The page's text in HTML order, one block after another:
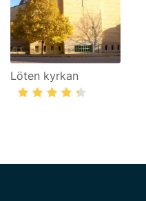
Löten kyrkan